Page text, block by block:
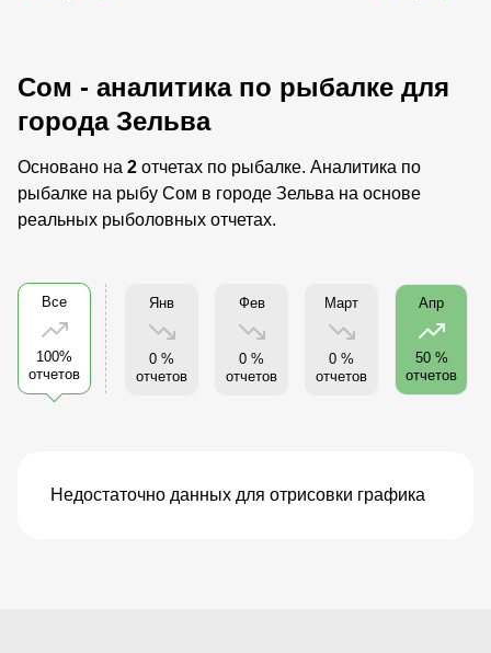
Сом - аналитика по рыбалке для
города Зельва
Основано на 2 отчетах по рыбалке. Аналитика по
рыбалке на рыбу Сом в городе Зельва на основе
реальных рыболовных отчетах.
Все
100%
отчетов
Янв
0 %
отчетов
Фев
0 %
отчетов
Март
0 %
отчетов
Апр
50 %
отчетов
Недостаточно данных для отрисовки графика